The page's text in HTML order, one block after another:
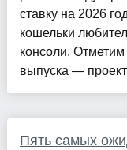
ставку на 2026
кошельки
консоли.
выпуска —
Пять самых